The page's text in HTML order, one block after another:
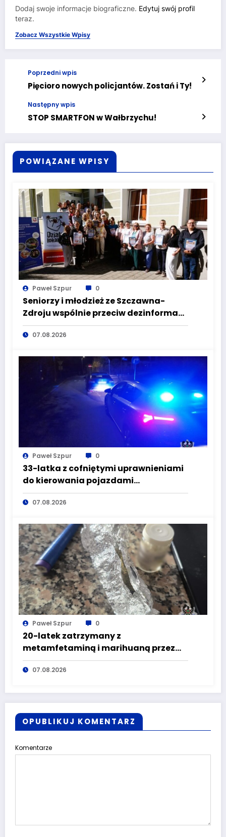
Dodaj swoje informacje biograficzne. Edytuj swój profil
teraz.
Zobacz Wszystkie Wpisy
Poprzedni wpis
Pięcioro nowych policjantów. Zostań i Ty!
Następny wpis
STOP SMARTFON w Wałbrzychu!
POWIĄZANE WPISY
Paweł Szpur 0
Seniorzy i młodzież ze Szczawna-
Zdroju wspólnie przeciw dezinformacji
i manipulacji
07.08.2026
Paweł Szpur 0
33-latka z cofniętymi uprawnieniami
do kierowania pojazdami
wyeliminowana z lokalnych dróg
07.08.2026
Paweł Szpur 0
20-latek zatrzymany z
metamfetaminą i marihuaną przez
głuszyckich policjantów
07.08.2026
OPUBLIKUJ KOMENTARZ
Komentarze